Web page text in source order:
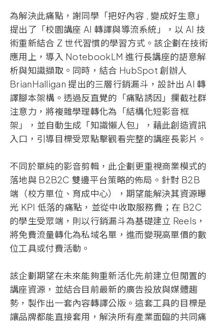
為解決此痛點，謝同學「把好內容 , 變成好生意」
提出了「校園講座 AI 轉譯與導流系統」，以 AI 技
術重新結合 Z 世代習慣的學習方式。該企劃在技術
應用上，導入 NotebookLM 進行長講座的語意解
析與知識擷取。同時，結合 HubSpot 創辦人
BrianHalligan 提出的三層行銷漏斗，設計出 AI 轉
譯腳本架構。透過反直覺的「痛點誘因」攔截社群
注意力，將複雜學理轉化為「結構化短影音框
架」，並自動生成「知識懶人包」，藉此創造資訊
入口，引導目標受眾點擊觀看完整的講座長影片。
不同於單純的影音剪輯，此企劃更重視商業模式的
落地與 B2B2C 雙邊平台策略的佈局。針對 B2B
端（校方單位、育成中心），期望能解決其資源曝
光 KPI 低落的痛點，並從中收取服務費；在 B2C
的學生受眾端，則以行銷漏斗為基礎建立 Reels，
將免費流量轉化為私域名單，進而變現高單價的數
位工具或付費活動。
該企劃期望在未來能夠重新活化先前建立但閒置的
講座資源，並結合目前最新的廣告投放與媒體趨
勢，製作出一套內容轉譯公版。這套工具的目標是
讓品牌都能直接套用，解決所有產業面臨的共同痛